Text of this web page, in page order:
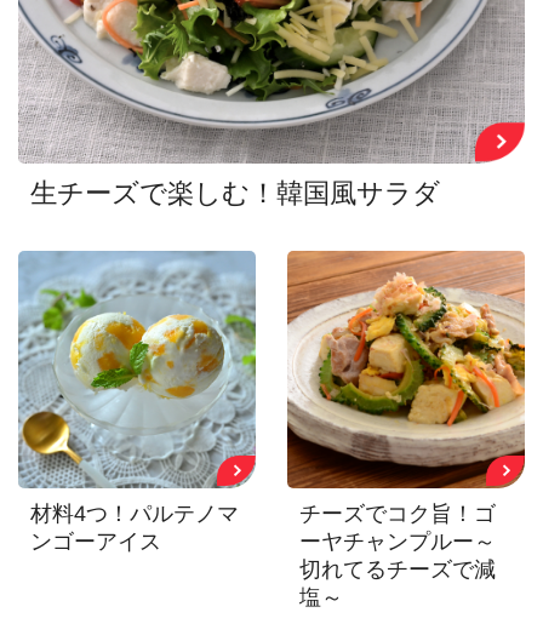
生チーズで楽しむ！韓国風サラダ
材料4つ！パルテノマ
ンゴーアイス
チーズでコク旨！ゴ
ーヤチャンプルー～
切れてるチーズで減
塩～